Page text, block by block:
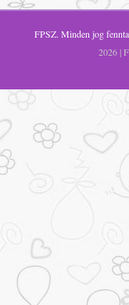
FPSZ. Minden jog
2026 |